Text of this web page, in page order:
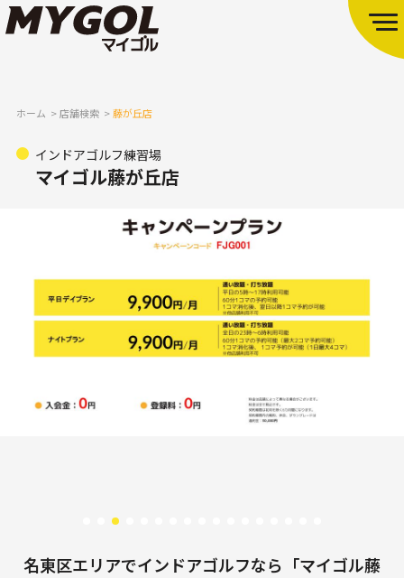
ホーム 店舗検索 藤が丘店
インドアゴルフ練習場
マイゴル藤が丘店
名東区エリアでインドアゴルフなら「マイゴル藤